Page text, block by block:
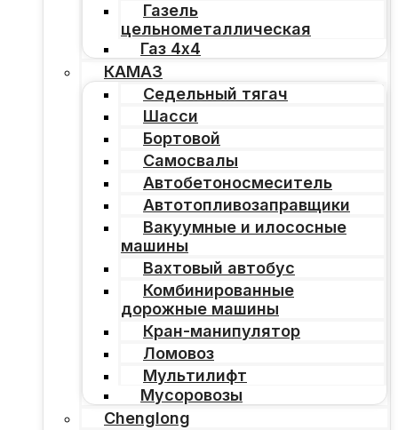
Газель
цельнометаллическая
Газ 4х4
КАМАЗ
Седельный тягач
Шасси
Бортовой
Самосвалы
Автобетоносмеситель
Автотопливозаправщики
Вакуумные и илососные
машины
Вахтовый автобус
Комбинированные
дорожные машины
Кран-манипулятор
Ломовоз
Мультилифт
Мусоровозы
Chenglong